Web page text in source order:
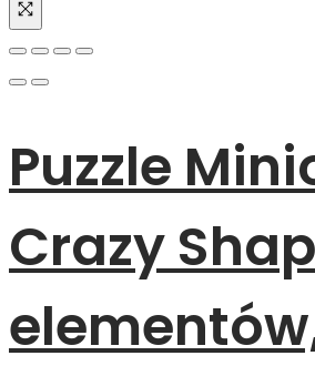
Puzzle
Crazy